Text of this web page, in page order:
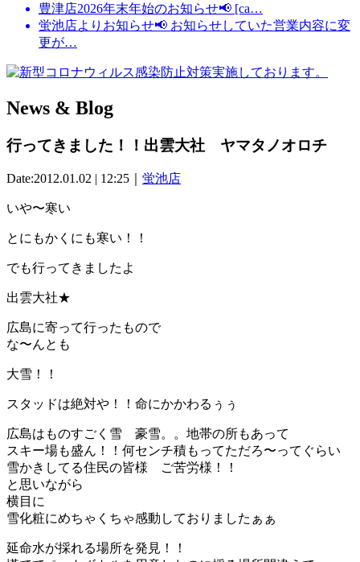
豊津店2026年末年始のお知らせ📢 [ca…
蛍池店よりお知らせ📢 お知らせしていた営業内容に変
更が…
News & Blog
行ってきました！！出雲大社 ヤマタノオロチ
Date:2012.01.02 | 12:25｜ 蛍池店
いや〜寒い
とにもかくにも寒い！！
でも行ってきましたよ
出雲大社★
広島に寄って行ったもので
な〜んとも
大雪！！
スタッドは絶対や！！命にかかわるぅぅ
広島はものすごく雪 豪雪。。地帯の所もあって
スキー場も盛ん！！何センチ積もってただろ〜ってぐらい
雪かきしてる住民の皆様 ご苦労様！！
と思いながら
横目に
雪化粧にめちゃくちゃ感動しておりましたぁぁ
延命水が採れる場所を発見！！